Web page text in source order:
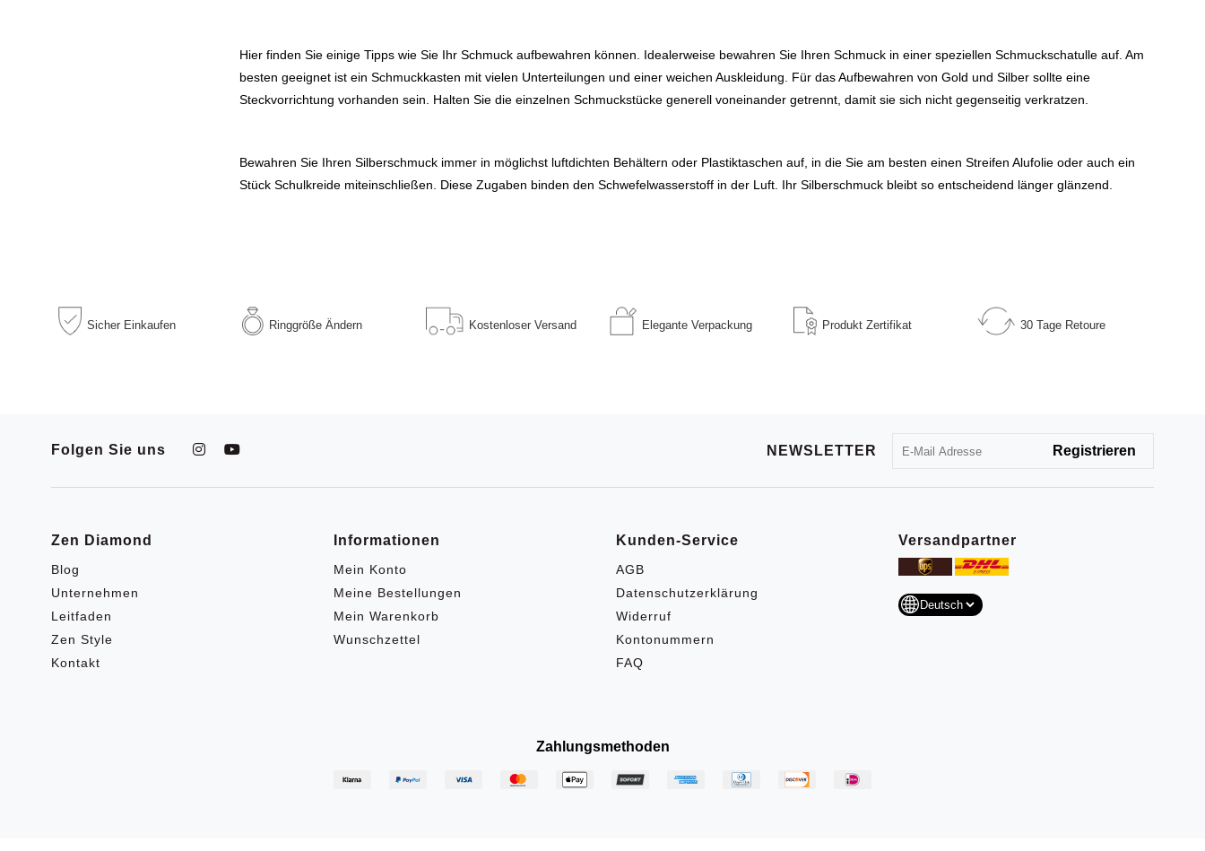
Hier finden Sie einige Tipps wie Sie Ihr Schmuck aufbewahren können. Idealerweise bewahren Sie Ihren Schmuck in einer speziellen Schmuckschatulle auf. Am
besten geeignet ist ein Schmuckkasten mit vielen Unterteilungen und einer weichen Auskleidung. Für das Aufbewahren von Gold und Silber sollte eine
Steckvorrichtung vorhanden sein. Halten Sie die einzelnen Schmuckstücke generell voneinander getrennt, damit sie sich nicht gegenseitig verkratzen.
Bewahren Sie Ihren Silberschmuck immer in möglichst luftdichten Behältern oder Plastiktaschen auf, in die Sie am besten einen Streifen Alufolie oder auch ein
Stück Schulkreide miteinschließen. Diese Zugaben binden den Schwefelwasserstoff in der Luft. Ihr Silberschmuck bleibt so entscheidend länger glänzend.
Sicher Einkaufen RinggrößeÄndern Kostenloser Versand Elegante Verpackung Produkt Zertifikat 30 Tage Retoure
Folgen Sie uns NEWSLETTER
Zen Diamond
Blog
Unternehmen
Leitfaden
Zen Style
Kontakt
Informationen
Mein Konto
Meine Bestellungen
Mein Warenkorb
Wunschzettel
Kunden-Service
AGB
Datenschutzerklärung
Widerruf
Kontonummern
FAQ
Versandpartner
Zahlungsmethoden